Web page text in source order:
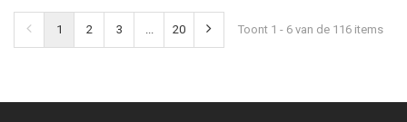
1 2 3 ... 20 Toont 1 - 6 van de 116 items